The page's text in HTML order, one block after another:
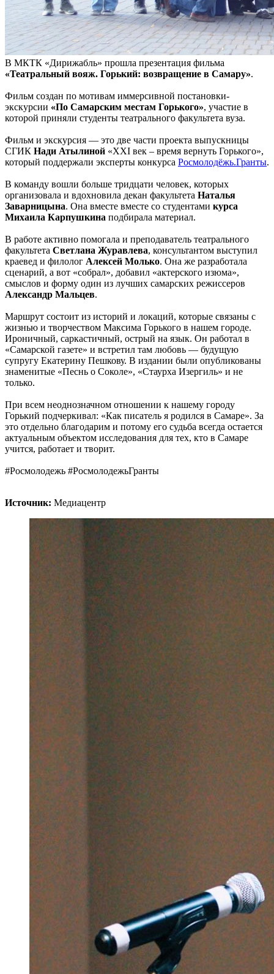
В МКТК «Дирижабль» прошла презентация фильма
«Театральный вояж. Горький: возвращение в Самару».
Фильм создан по мотивам иммерсивной постановки-
экскурсии «По Самарским местам Горького», участие в
которой приняли студенты театрального факультета вуза.
Фильм и экскурсия — это две части проекта выпускницы
СГИК Нади Атылиной «XXI век – время вернуть Горького»,
который поддержали эксперты конкурса Росмолодёжь.Гранты.
В команду вошли больше тридцати человек, которых
организовала и вдохновила декан факультета Наталья
Заварницына. Она вместе вместе со студентами курса
Михаила Карпушкина подбирала материал.
В работе активно помогала и преподаватель театрального
факультета Светлана Журавлева, консультантом выступил
краевед и филолог Алексей Молько. Она же разработала
сценарий, а вот «собрал», добавил «актерского изюма»,
смыслов и форму один из лучших самарских режиссеров
Александр Мальцев.
Маршрут состоит из историй и локаций, которые связаны с
жизнью и творчеством Максима Горького в нашем городе.
Ироничный, саркастичный, острый на язык. Он работал в
«Самарской газете» и встретил там любовь — будущую
супругу Екатерину Пешкову. В издании были опубликованы
знаменитые «Песнь о Соколе», «Стаурха Изергиль» и не
только.
При всем неоднозначном отношении к нашему городу
Горький подчеркивал: «Как писатель я родился в Самаре». За
это отдельно благодарим и потому его судьба всегда остается
актуальным объектом исследования для тех, кто в Самаре
учится, работает и творит.
#Росмолодежь #РосмолодежьГранты
Источник: Медиацентр